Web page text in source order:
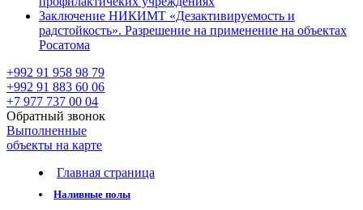
Заключение НИКИМТ «Дезактивируемость и
радстойкость». Разрешение на применение на объектах
Росатома
+992 91 958 98 79
+992 91 883 60 06
+7 977 737 00 04
Обратный звонок
Выполненные
объекты на карте
Главная страница
Наливные полы